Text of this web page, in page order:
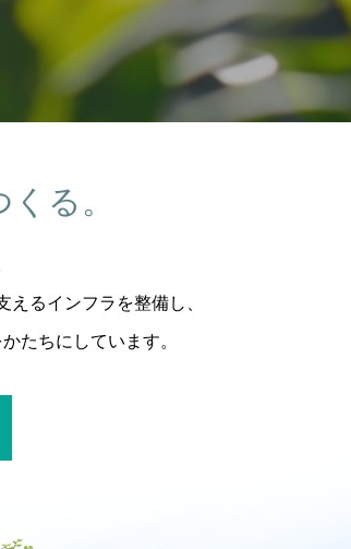
る。
るインフラを整備し、
たちにしています。